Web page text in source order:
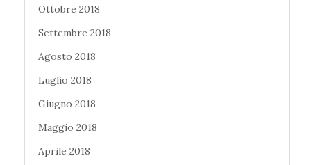
Ottobre 2018
Settembre 2018
Agosto 2018
Luglio 2018
Giugno 2018
Maggio 2018
Aprile 2018